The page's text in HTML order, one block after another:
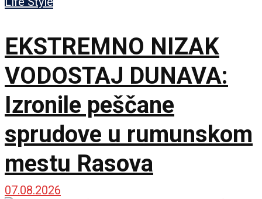
EKSTREMNO NIZAK
VODOSTAJ DUNAVA:
Izronile peščane
sprudove u rumunskom
mestu Rasova
07.08.2026